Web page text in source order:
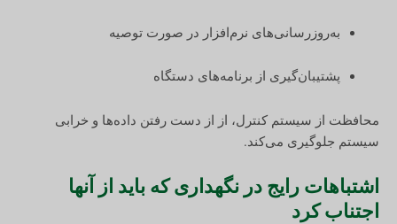
به‌روزرسانی‌های نرم‌افزار در صورت توصیه
پشتیبان‌گیری از برنامه‌های دستگاه
محافظت از سیستم کنترل، از از دست رفتن داده‌ها و خرابی
سیستم جلوگیری می‌کند.
اشتباهات رایج در نگهداری که باید از آنها
اجتناب کرد